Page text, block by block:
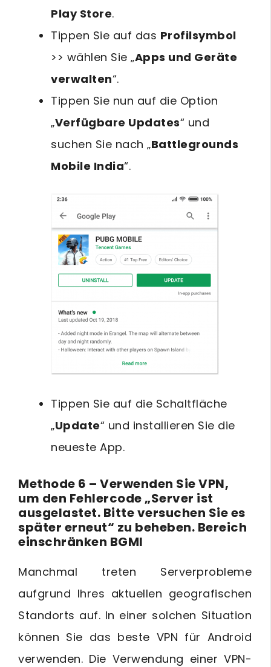
Play Store.
Tippen Sie auf das Profilsymbol
>> wählen Sie „Apps und Geräte
verwalten“.
Tippen Sie nun auf die Option
„Verfügbare Updates“ und
suchen Sie nach „Battlegrounds
Mobile India“.
Tippen Sie auf die Schaltfläche
„Update“ und installieren Sie die
neueste App.
Methode 6 – Verwenden Sie VPN,
um den Fehlercode „Server ist
ausgelastet. Bitte versuchen Sie es
später erneut“ zu beheben. Bereich
einschränken BGMI
Manchmal treten Serverprobleme
aufgrund Ihres aktuellen geografischen
Standorts auf. In einer solchen Situation
können Sie das beste VPN für Android
verwenden. Die Verwendung einer VPN-